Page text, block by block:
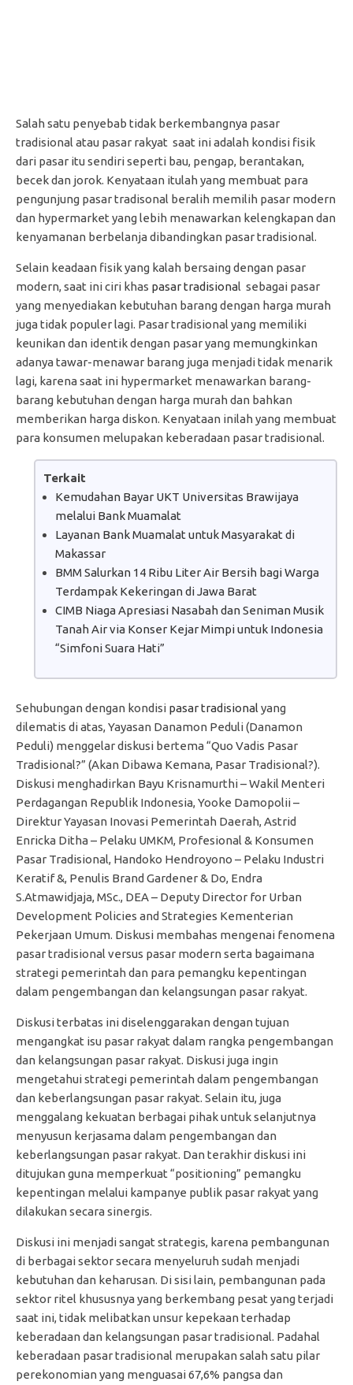
Salah satu penyebab tidak berkembangnya pasar
tradisional atau pasar rakyat saat ini adalah kondisi fisik
dari pasar itu sendiri seperti bau, pengap, berantakan,
becek dan jorok. Kenyataan itulah yang membuat para
pengunjung pasar tradisonal beralih memilih pasar modern
dan hypermarket yang lebih menawarkan kelengkapan dan
kenyamanan berbelanja dibandingkan pasar tradisional.
Selain keadaan fisik yang kalah bersaing dengan pasar
modern, saat ini ciri khas pasar tradisional sebagai pasar
yang menyediakan kebutuhan barang dengan harga murah
juga tidak populer lagi. Pasar tradisional yang memiliki
keunikan dan identik dengan pasar yang memungkinkan
adanya tawar-menawar barang juga menjadi tidak menarik
lagi, karena saat ini hypermarket menawarkan barang-
barang kebutuhan dengan harga murah dan bahkan
memberikan harga diskon. Kenyataan inilah yang membuat
para konsumen melupakan keberadaan pasar tradisional.
Terkait
Kemudahan Bayar UKT Universitas Brawijaya
melalui Bank Muamalat
Layanan Bank Muamalat untuk Masyarakat di
Makassar
BMM Salurkan 14 Ribu Liter Air Bersih bagi Warga
Terdampak Kekeringan di Jawa Barat
CIMB Niaga Apresiasi Nasabah dan Seniman Musik
Tanah Air via Konser Kejar Mimpi untuk Indonesia
“Simfoni Suara Hati”
Sehubungan dengan kondisi pasar tradisional yang
dilematis di atas, Yayasan Danamon Peduli (Danamon
Peduli) menggelar diskusi bertema “Quo Vadis Pasar
Tradisional?” (Akan Dibawa Kemana, Pasar Tradisional?).
Diskusi menghadirkan Bayu Krisnamurthi – Wakil Menteri
Perdagangan Republik Indonesia, Yooke Damopolii –
Direktur Yayasan Inovasi Pemerintah Daerah, Astrid
Enricka Ditha – Pelaku UMKM, Profesional & Konsumen
Pasar Tradisional, Handoko Hendroyono – Pelaku Industri
Keratif &, Penulis Brand Gardener & Do, Endra
S.Atmawidjaja, MSc., DEA – Deputy Director for Urban
Development Policies and Strategies Kementerian
Pekerjaan Umum. Diskusi membahas mengenai fenomena
pasar tradisional versus pasar modern serta bagaimana
strategi pemerintah dan para pemangku kepentingan
dalam pengembangan dan kelangsungan pasar rakyat.
Diskusi terbatas ini diselenggarakan dengan tujuan
mengangkat isu pasar rakyat dalam rangka pengembangan
dan kelangsungan pasar rakyat. Diskusi juga ingin
mengetahui strategi pemerintah dalam pengembangan
dan keberlangsungan pasar rakyat. Selain itu, juga
menggalang kekuatan berbagai pihak untuk selanjutnya
menyusun kerjasama dalam pengembangan dan
keberlangsungan pasar rakyat. Dan terakhir diskusi ini
ditujukan guna memperkuat “positioning” pemangku
kepentingan melalui kampanye publik pasar rakyat yang
dilakukan secara sinergis.
Diskusi ini menjadi sangat strategis, karena pembangunan
di berbagai sektor secara menyeluruh sudah menjadi
kebutuhan dan keharusan. Di sisi lain, pembangunan pada
sektor ritel khususnya yang berkembang pesat yang terjadi
saat ini, tidak melibatkan unsur kepekaan terhadap
keberadaan dan kelangsungan pasar tradisional. Padahal
keberadaan pasar tradisional merupakan salah satu pilar
perekonomian yang menguasai 67,6% pangsa dan